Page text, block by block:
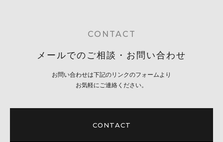
CONTACT
メールでのご相談・お問い合わせ
お問い合わせは下記のリンクのフォームより
お気軽にご連絡ください。
CONTACT